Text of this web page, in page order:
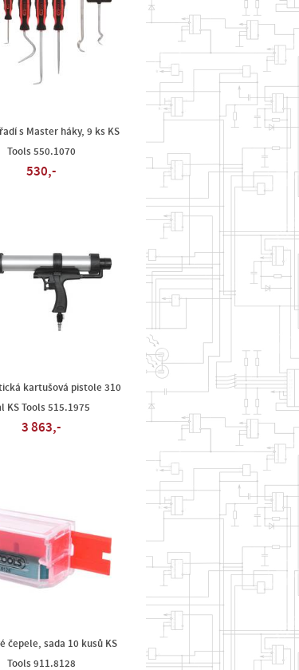
s Master háky, 9 ks KS
Tools 550.1070
530,-
kartušová pistole 310
KS Tools 515.1975
3 863,-
čepele, sada 10 kusů KS
Tools 911.8128